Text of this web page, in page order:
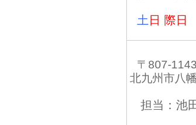
土 日 際
〒807-1143
北九州市八
担当：池